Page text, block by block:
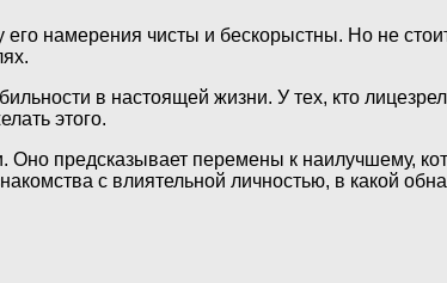
намерения чисты и бескорыстны. Но не
в настоящей жизни. У тех, кто
этого.
предсказывает перемены к наилучшему,
с влиятельной личностью, в какой